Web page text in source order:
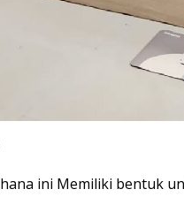
ini Memiliki bentuk